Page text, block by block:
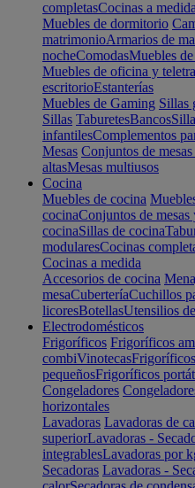
completasCocinas a medida
Muebles de dormitorio
matrimonioArmarios de
nocheComodasMuebles
Muebles de oficina y
escritorioEstanterías
Muebles de Gaming Sillas
Sillas TaburetesBancos
infantilesComplementos
Mesas Conjuntos de
altasMesas multiusos
Cocina
Muebles de cocina
cocinaConjuntos de
cocinaSillas de cocina
modularesCocinas
Cocinas a medida
Accesorios de cocina
mesaCuberteríaCuchillos
licoresBotellasUtensilios
Electrodomésticos
Frigoríficos Frigoríficos
combiVinotecas
pequeñosFrigoríficos
Congeladores
horizontales
Lavadoras Lavadoras de
superiorLavadoras -
integrablesLavadoras por
Secadoras Lavadoras -